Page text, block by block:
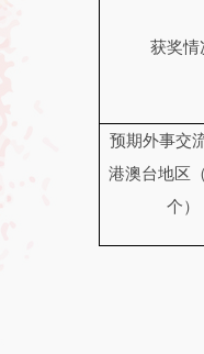
获奖情
预期外事交
港澳台地区
个）